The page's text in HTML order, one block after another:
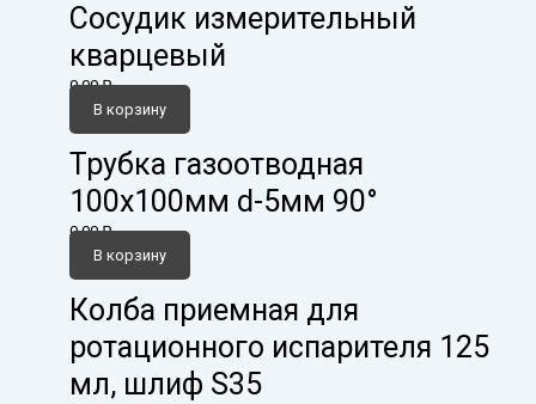
Сосудик измерительный
кварцевый
0,00₽
В корзину
Трубка газоотводная
100х100мм d-5мм 90°
0,00₽
В корзину
Колба приемная для
ротационного испарителя 125
мл, шлиф S35